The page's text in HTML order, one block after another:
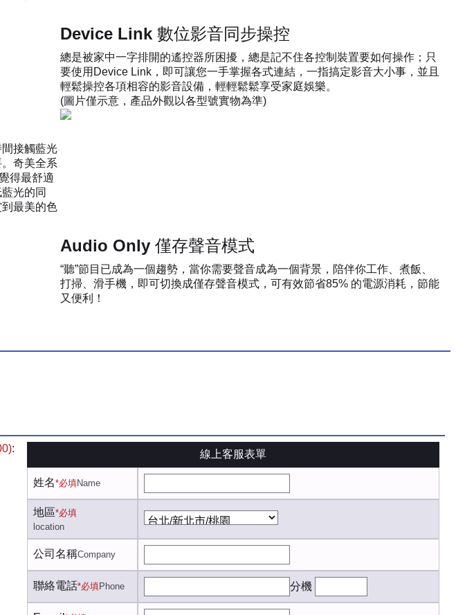
Device Link 數位影音同步操控
總是被家中一字排開的遙控器所困擾，總是記不住各控制裝置要如何操作；只
要使用Device Link，即可讓您一手掌握各式連結，一指搞定影音大小事，並且
輕鬆操控各項相容的影音設備，輕輕鬆鬆享受家庭娛樂。
(圖片僅示意，產品外觀以各型號實物為準)
接觸藍光
奇美全系
得最舒適
光的同
最美的色
Audio Only 僅存聲音模式
“聽”節目已成為一個趨勢，當你需要聲音成為一個背景，陪伴你工作、煮飯、
打掃、滑手機，即可切換成僅存聲音模式，可有效節省85% 的電源消耗，節能
又便利！
:
線上客服表單
姓名*必填Name
地區*必填
location
公司名稱Company
聯絡電話*必填Phone 分機